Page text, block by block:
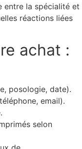
entre la spécialité et
réactions liées
achat :
posologie, date).
email).
selon